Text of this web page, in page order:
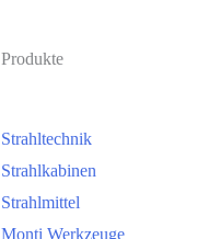
Produkte
Strahltechnik
Strahlkabinen
Strahlmittel
Monti Werkzeuge